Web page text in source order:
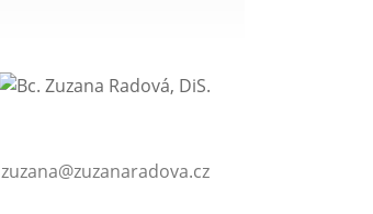
zuzana@zuzanaradova.cz